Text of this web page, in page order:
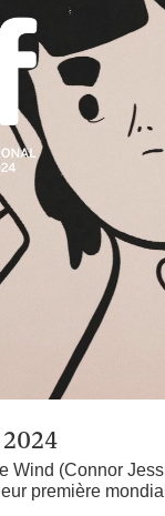
Wind (Connor
première